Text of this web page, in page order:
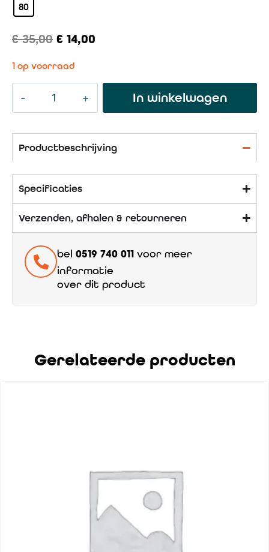
80
€35,00 € 14,00
1 op voorraad
In winkelwagen
Productbeschrijving
Specificaties
Verzenden, afhalen & retourneren
bel 0519 740 011 voor meer
informatie
over dit product
Gerelateerde producten